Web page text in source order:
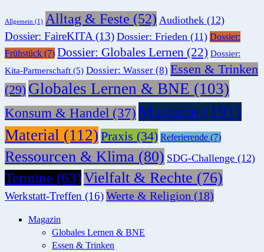
Allgemein (1) Alltag & Feste (52) Audiothek (12)
Dossier: FaireKITA (13) Dossier: Frieden (11) Dossier:
Frühstück (7) Dossier: Globales Lernen (22) Dossier:
Kita-Partnerschaft (5) Dossier: Wasser (8) Essen & Trinken
(29) Globales Lernen & BNE (103)
Konsum & Handel (37) Magazin (191)
Material (112) Praxis (34) Referierende (7)
Ressourcen & Klima (80) SDG-Challenge (12)
Termine (63)Vielfalt & Rechte (76)
Werkstatt-Treffen (16)Werte & Religion (18)
Magazin
Globales Lernen & BNE
Essen & Trinken